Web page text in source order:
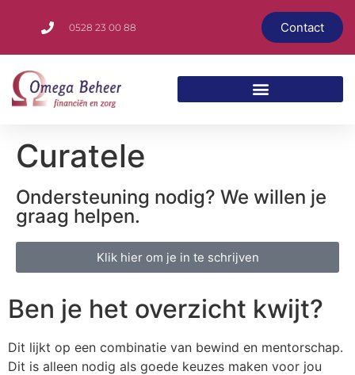
Contact
0528 23 00 88
Curatele
Ondersteuning nodig? We willen je
graag helpen.
Klik hier om je in te schrijven
Ben je het overzicht kwijt?
Dit lijkt op een combinatie van bewind en mentorschap.
Dit is alleen nodig als goede keuzes maken voor jou